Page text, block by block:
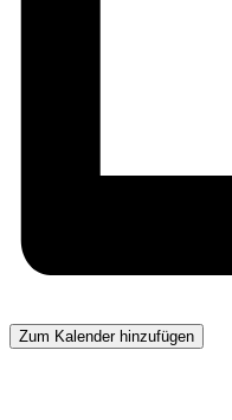
Zum Kalender hinzufügen